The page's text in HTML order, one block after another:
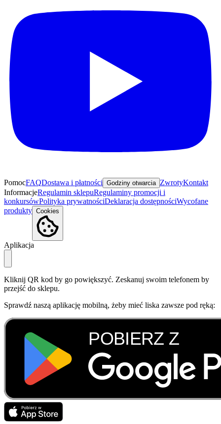
PomocFAQDostawa i płatności Godziny otwarcia ZwrotyKontakt
InformacjeRegulamin sklepuRegulaminy promocji i
konkursówPolityka prywatnościDeklaracja dostępnościWycofane
produkty Cookies
Aplikacja
Kliknij QR kod by go powiększyć. Zeskanuj swoim telefonem by
przejść do sklepu.
Sprawdź naszą aplikację mobilną, żeby mieć liska zawsze pod ręką: